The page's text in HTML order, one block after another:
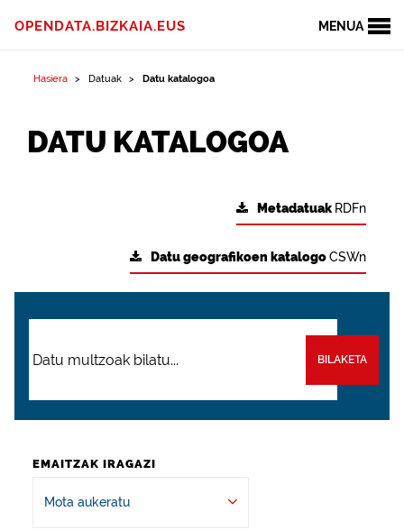
MENUA
OPENDATA.BIZKAIA.EUS
Hasiera Datuak Datu katalogoa
DATU KATALOGOA
Metadatuak RDFn
Datu geografikoen katalogoCSWn
BILAKETA
EMAITZAK IRAGAZI
Mota aukeratu